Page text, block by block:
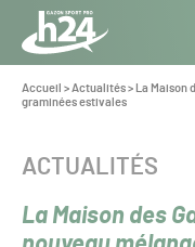
Panneau de gestion des
Aller au contenu
Toute
l’info
du Gazon
Vous
êtes
Accueil >Actualités>
La Maison
graminées estivales
La Maison des
CATÉGORIE :
ACTUALITÉS